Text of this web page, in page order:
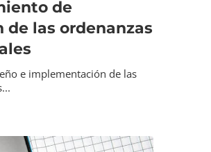
de
de las ordenanzas
e implementación de las